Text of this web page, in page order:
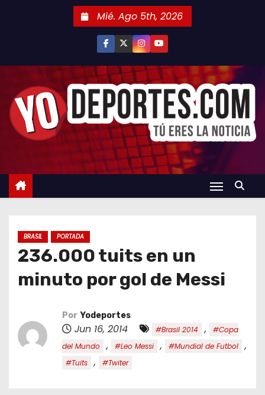
n
Mié. Ago 5th, 2026
BRASIL PORTADA
236.000 tuits en un
minuto por gol de Messi
Por Yodeportes
Jun 16, 2014 #Brasil 2014 ,
#Copa
del Mundo
, #Leo Messi , #Mundial de Futbol ,
#Tuits , #Twiter